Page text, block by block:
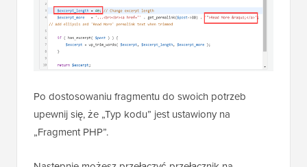
Po dostosowaniu fragmentu do swoich potrzeb
upewnij się, że „Typ kodu” jest ustawiony na
„Fragment PHP”.